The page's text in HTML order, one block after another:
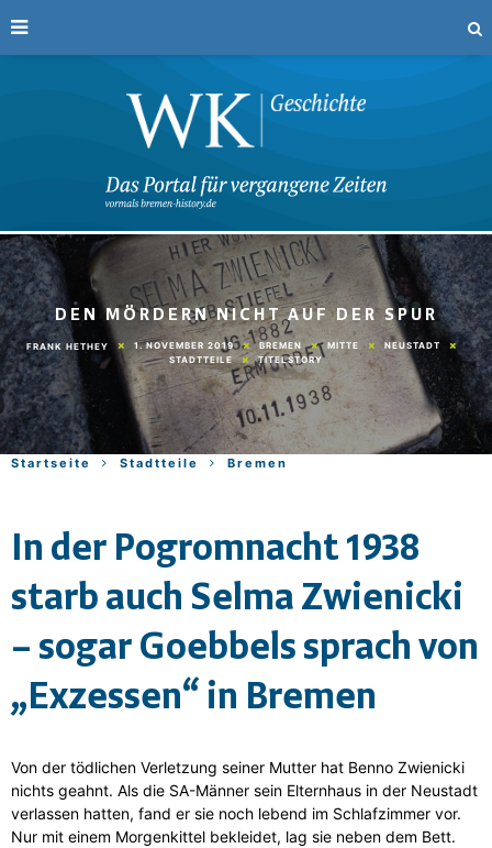
DEN MÖRDERN NICHT AUF DER SPUR
FRANK HETHEY 1. NOVEMBER 2019 BREMEN MITTE
NEUSTADT
STADTTEILE
TITELSTORY
Startseite Stadtteile Bremen
In der Pogromnacht 1938
starb auch Selma Zwienicki
– sogar Goebbels sprach von
„Exzessen“ in Bremen
Von der tödlichen Verletzung seiner Mutter hat Benno Zwienicki
nichts geahnt. Als die SA-Männer sein Elternhaus in der Neustadt
verlassen hatten, fand er sie noch lebend im Schlafzimmer vor.
Nur mit einem Morgenkittel bekleidet, lag sie neben dem Bett.